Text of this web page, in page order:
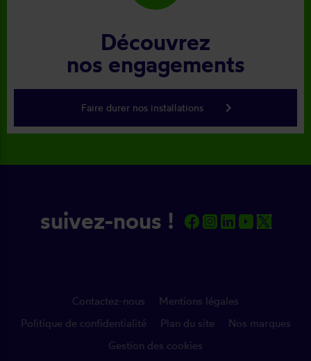
Découvrez
nos engagements
Faire durer nos installations keyboard_arrow_right
suivez-nous !
Contactez-nous
Mentions légales
Politique de confidentialité
Plan du site
Nos marques
Gestion des cookies